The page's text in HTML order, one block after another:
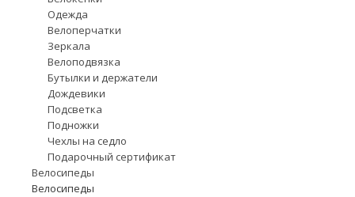
Одежда
Велоперчатки
Зеркала
Велоподвязка
Бутылки и держатели
Дождевики
Подсветка
Подножки
Чехлы на седло
Подарочный сертификат
Велосипеды
Велосипеды